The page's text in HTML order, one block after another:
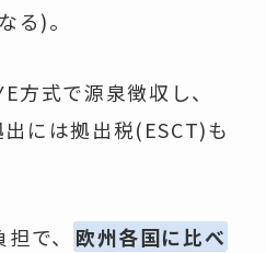
る)。
方式で源泉徴収し、
には拠出税(ESCT)も
で、
欧州各国に比べ